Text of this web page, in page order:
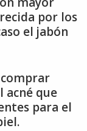
por los
el jabón
acné que
para el